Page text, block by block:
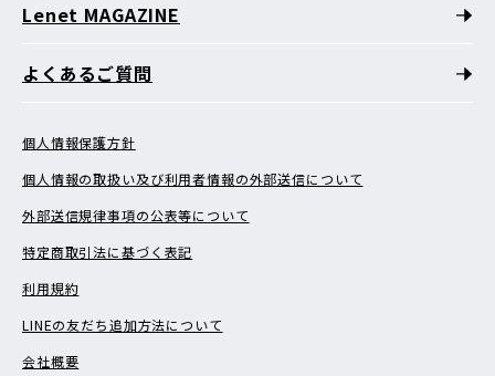
Lenet MAGAZINE
よくあるご質問
個人情報保護方針
個人情報の取扱い及び利用者情報の外部送信について
外部送信規律事項の公表等について
特定商取引法に基づく表記
利用規約
LINEの友だち追加方法について
会社概要